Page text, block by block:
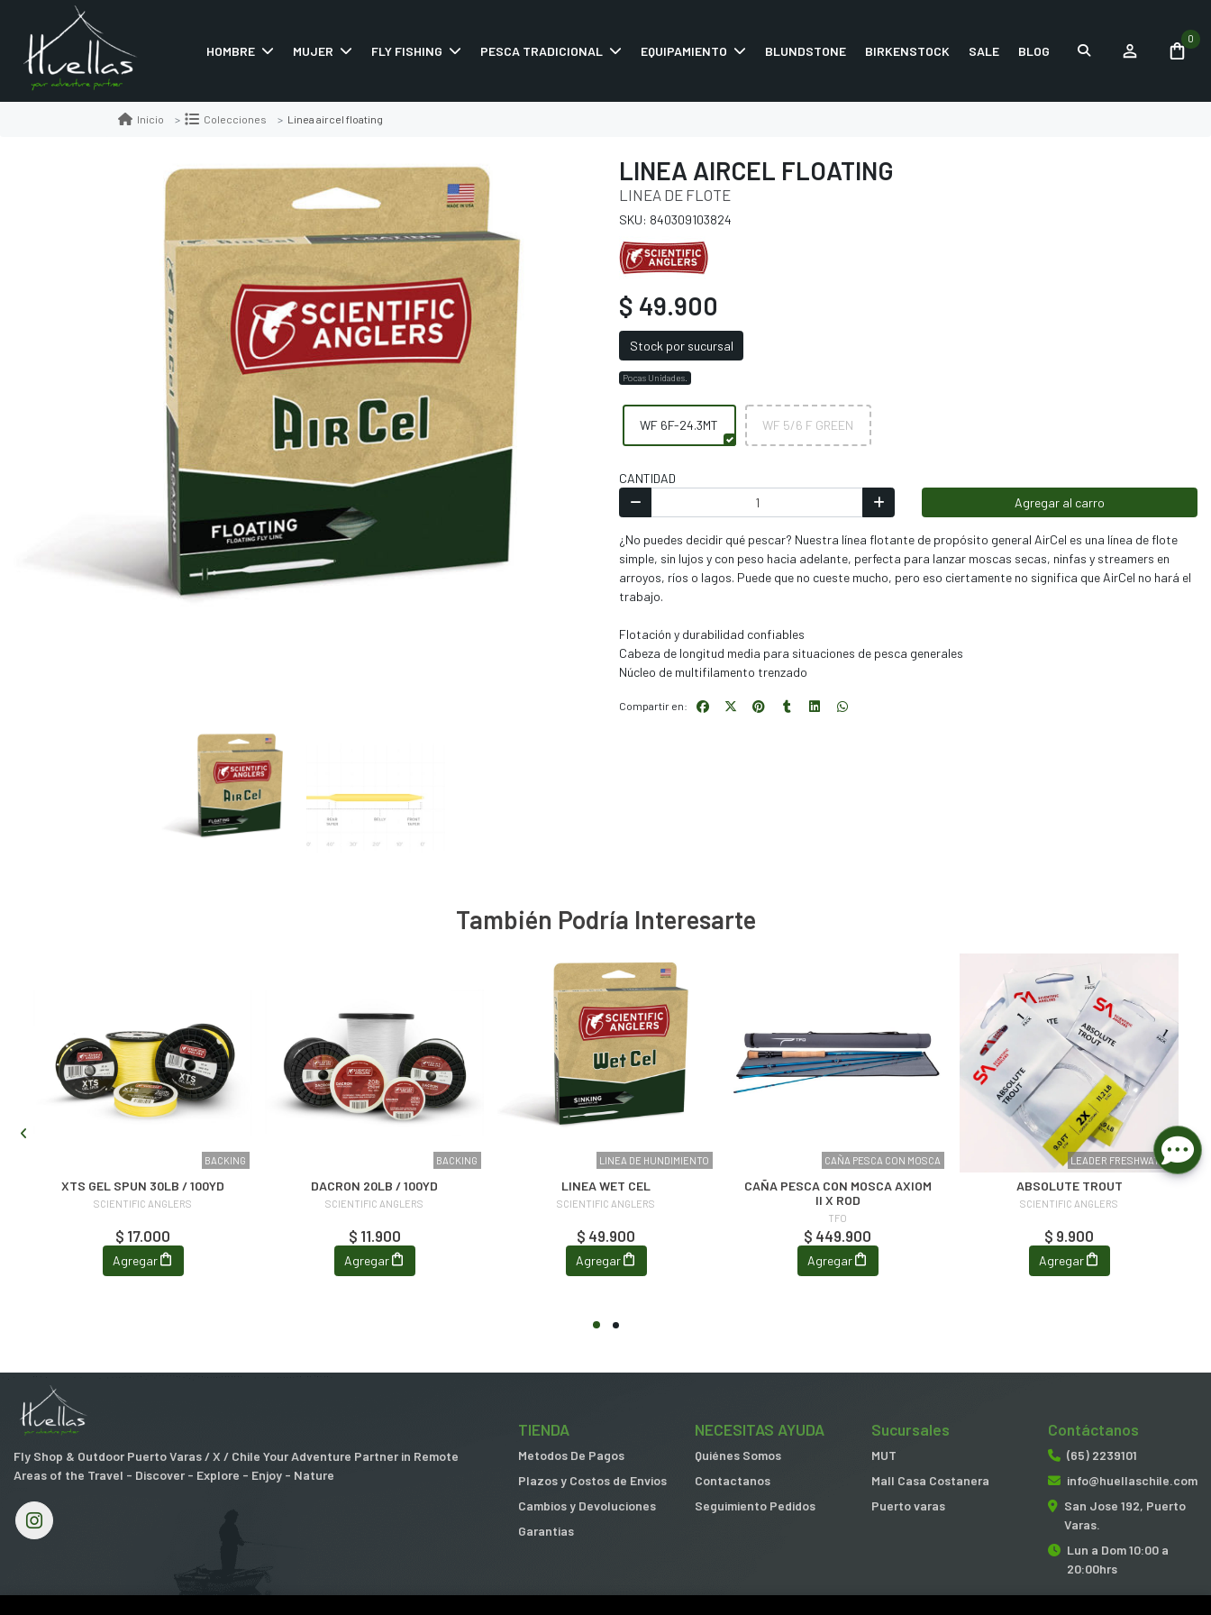
HOMBRE MUJER FLY FISHING PESCA TRADICIONAL EQUIPAMIENTO BLUNDSTONE BIRKENSTOCK SALE BLOG
0
Inicio Colecciones Linea aircel floating
LINEA AIRCEL FLOATING
LINEA DE FLOTE
SKU: 840309103824
$ 49.900
Stock por sucursal
Pocas Unidades.
WF 6F-24.3MT WF 5/6 F GREEN
CANTIDAD
Agregar al carro
¿No puedes decidir qué pescar? Nuestra línea flotante de propósito general AirCel es una línea de flote
simple, sin lujos y con peso hacia adelante, perfecta para lanzar moscas secas, ninfas y streamers en
arroyos, ríos o lagos. Puede que no cueste mucho, pero eso ciertamente no significa que AirCel no hará el
trabajo.
Flotación y durabilidad confiables
Cabeza de longitud media para situaciones de pesca generales
Núcleo de multifilamento trenzado
Compartir en:
También Podría Interesarte
BACKING
XTS GEL SPUN 30LB / 100YD
SCIENTIFIC ANGLERS
$ 17.000
Agregar
BACKING
DACRON 20LB / 100YD
SCIENTIFIC ANGLERS
$ 11.900
Agregar
LINEA DE HUNDIMIENTO
LINEA WET CEL
SCIENTIFIC ANGLERS
$ 49.900
Agregar
CAÑA PESCA CON MOSCA
CAÑA PESCA CON MOSCA AXIOM
II X ROD
TFO
$ 449.900
Agregar
LEADER FRESHWATER
ABSOLUTE TROUT
SCIENTIFIC ANGLERS
$ 9.900
Agregar
Fly Shop & Outdoor Puerto Varas / X / Chile Your Adventure Partner in Remote
Areas of the Travel - Discover - Explore - Enjoy - Nature
TIENDA
Metodos De Pagos
Plazos y Costos de Envios
Cambios y Devoluciones
Garantias
NECESITAS AYUDA
Quiénes Somos
Contactanos
Seguimiento Pedidos
Sucursales
MUT
Mall Casa Costanera
Puerto varas
Contáctanos
(65) 2239101
info@huellaschile.com
San Jose 192, Puerto
Varas.
Lun a Dom 10:00 a
20:00hrs